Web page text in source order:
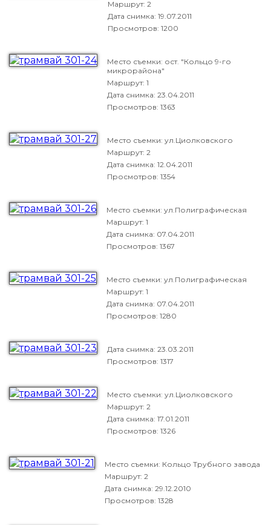
Маршрут: 2
Дата снимка: 19.07.2011
Просмотров: 1200
Место съемки: ост. "Кольцо 9-го
микрорайона"
Маршрут: 1
Дата снимка: 23.04.2011
Просмотров: 1363
Место съемки: ул.Циолковского
Маршрут: 2
Дата снимка: 12.04.2011
Просмотров: 1354
Место съемки: ул.Полиграфическая
Маршрут: 1
Дата снимка: 07.04.2011
Просмотров: 1367
Место съемки: ул.Полиграфическая
Маршрут: 1
Дата снимка: 07.04.2011
Просмотров: 1280
Дата снимка: 23.03.2011
Просмотров: 1317
Место съемки: ул.Циолковского
Маршрут: 2
Дата снимка: 17.01.2011
Просмотров: 1326
Место съемки: Кольцо Трубного завода
Маршрут: 2
Дата снимка: 29.12.2010
Просмотров: 1328